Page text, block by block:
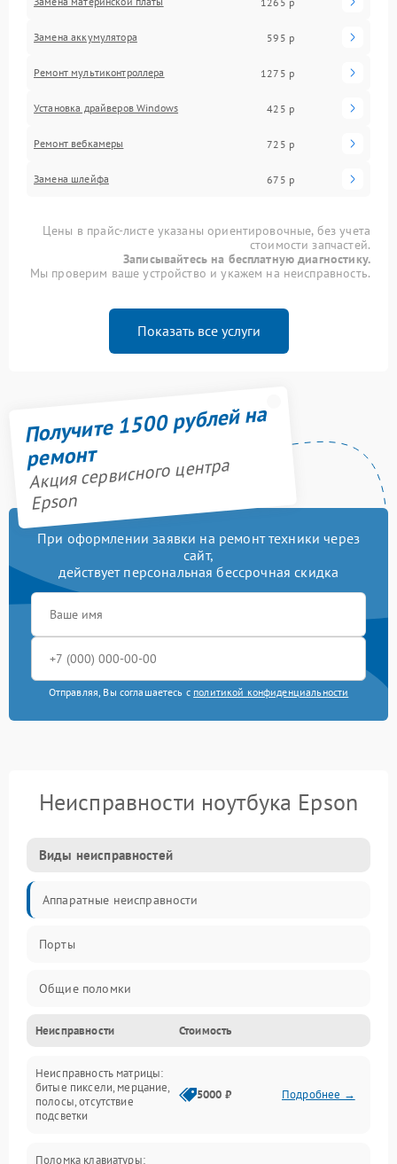
Замена аккумулятора 595 р
Ремонт мультиконтроллера 1275 р
Установка драйверов Windows 425 р
Ремонт вебкамеры 725 р
Замена шлейфа 675 р
Цены в прайс-листе указаны ориентировочные, без учета
стоимости запчастей.
Записывайтесь на бесплатную диагностику.
Мы проверим ваше устройство и укажем на неисправность.
Показать все услуги
Получите 1500 рублей на
ремонт
Акция сервисного центра
Epson
При оформлении заявки на ремонт техники через
сайт,
действует персональная бессрочная скидка
Отправляя, Вы соглашаетесь с политикой конфиденциальности
Неисправности ноутбука Epson
Виды неисправностей
Аппаратные неисправности
Порты
Общие поломки
Устройства
Программные ошибки
Электрические и системные сбои
Неисправности Стоимость
Неисправность матрицы:
битые пиксели, мерцание,
полосы, отсутствие
подсветки
5000 ₽ Подробнее →
Поломка клавиатуры: